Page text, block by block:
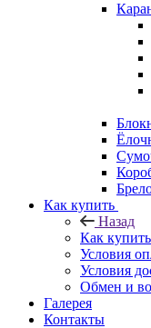
Как купить
Назад
Как купить
Условия
Условия
Обмен и
Галерея
Контакты